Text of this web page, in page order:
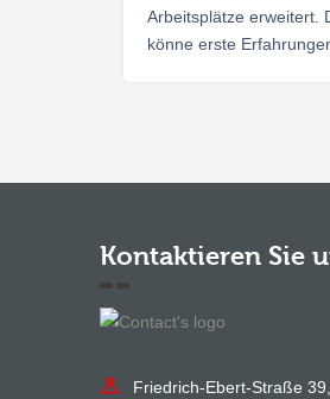
Arbeitsplätze erweitert.
könne erste
Kontaktieren Sie
Friedrich-Ebert-Straße